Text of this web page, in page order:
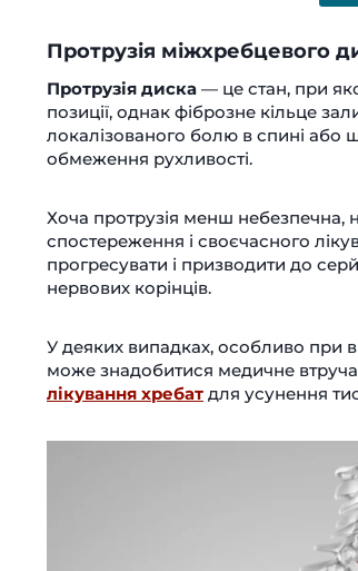
Протрузія міжхребцевого
Протрузія диска — це стан, при
позиції, однак фіброзне кільце
локалізованого болю в спині або
обмеження рухливості.
Хоча протрузія менш небезпечна,
спостереження і своєчасного
прогресувати і призводити до
нервових корінців.
У деяких випадках, особливо при
може знадобитися медичне
лікування хребат для усунення